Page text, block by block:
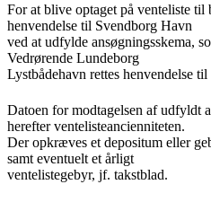
For at blive optaget på venteliste til
henvendelse til Svendborg Havn
ved at udfylde ansøgningsskema,
Vedrørende Lundeborg
Lystbådehavn rettes henvendelse
Datoen for modtagelsen af udfyldt
herefter ventelisteancienniteten.
Der opkræves et depositum eller
samt eventuelt et årligt
ventelistegebyr, jf. takstblad.